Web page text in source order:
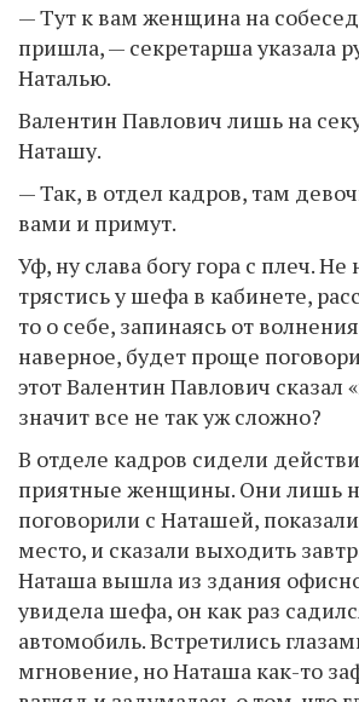
— Тут к вам женщина на
пришла, — секретарша указала
Наталью.
Валентин Павлович лишь на
Наташу.
— Так, в отдел кадров, там
вами и примут.
Уф, ну слава богу гора с плеч.
трястись у шефа в кабинете,
то о себе, запинаясь от
наверное, будет проще
этот Валентин Павлович сказал
значит все не так уж сложно?
В отделе кадров сидели
приятные женщины. Они лишь
поговорили с Наташей,
место, и сказали выходить
Наташа вышла из здания
увидела шефа, он как раз
автомобиль. Встретились
мгновение, но Наташа как-то